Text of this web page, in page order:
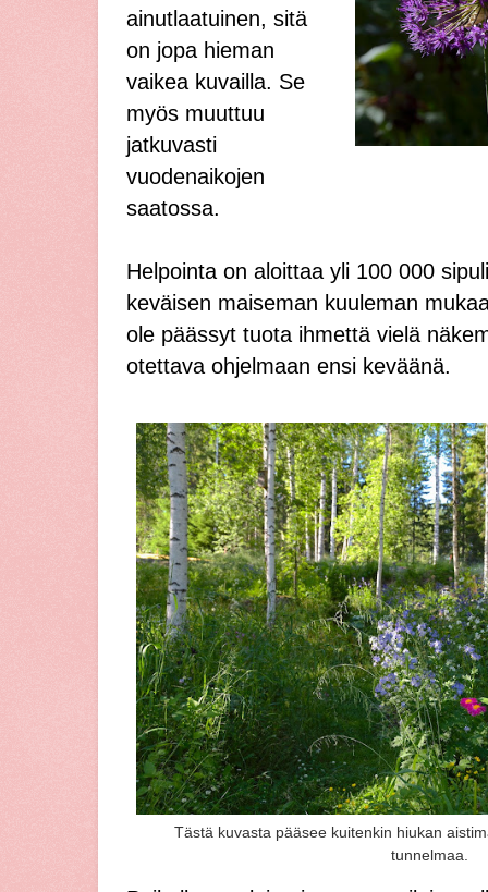
ainutlaatuinen, sitä
on jopa hieman
vaikea kuvailla. Se
myös muuttuu
jatkuvasti
vuodenaikojen
saatossa.
Helpointa on aloittaa yli 100 000
keväisen maiseman kuuleman
ole päässyt tuota ihmettä vielä
otettava ohjelmaan ensi keväänä.
Tästä kuvasta pääsee kuitenkin hiukan
tunnelmaa.